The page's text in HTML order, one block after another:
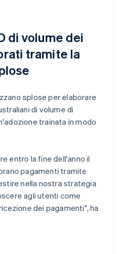
di volume dei
tramite la
splose per elaborare
di volume di
trainata in modo
entro la fine dell'anno il
pagamenti tramite
nella nostra strategia
agli utenti come
dei pagamenti", ha